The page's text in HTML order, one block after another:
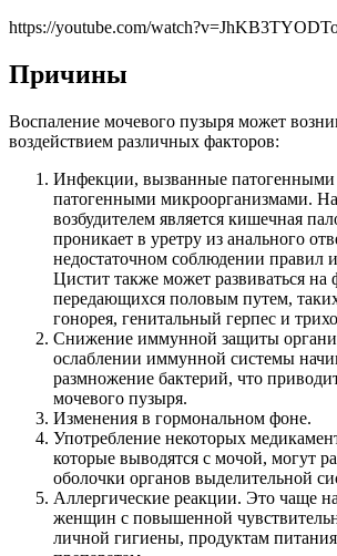
https://youtube.com/
Причины
Воспаление мочевого пузыря может
воздействием различных факторов:
Инфекции, вызванные патогенными
патогенными микроорганизмами.
возбудителем является кишечная
проникает в уретру из анального
недостаточном соблюдении правил
Цистит также может развиваться
передающихся половым путем,
гонорея, генитальный герпес и
Снижение иммунной защиты
ослаблении иммунной системы
размножение бактерий, что
мочевого пузыря.
Изменения в гормональном фоне.
Употребление некоторых
которые выводятся с мочой, могут
оболочки органов выделительной
Аллергические реакции. Это чаще
женщин с повышенной
личной гигиены, продуктам